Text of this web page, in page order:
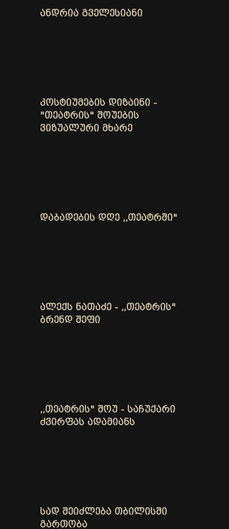
ᲐᲜᲓᲠᲘᲐ ᲒᲕᲔᲚᲔᲡᲘᲐᲜᲘ
ᲙᲝᲡᲢᲘᲣᲛᲔᲑᲘᲡ ᲓᲘᲖᲐᲘᲜᲘ -
"ᲗᲔᲐᲢᲠᲘᲡ" ᲨᲝᲣᲔᲑᲘᲡ
ᲕᲘᲖᲣᲐᲚᲣᲠᲘ ᲛᲮᲐᲠᲔ
ᲓᲐᲑᲐᲓᲔᲑᲘᲡ ᲓᲦᲔ ,,ᲗᲔᲐᲢᲠᲨᲘ"
ᲐᲚᲔᲥᲡ ᲜᲐᲗᲐᲫᲔ - ,,ᲗᲔᲐᲢᲠᲘᲡ"
ᲑᲠᲔᲜᲓ ᲨᲔᲤᲘ
,,ᲗᲔᲐᲢᲠᲘᲡ" ᲨᲝᲣ - ᲡᲐᲩᲣᲥᲐᲠᲘ
ᲫᲕᲘᲠᲤᲐᲡ ᲐᲓᲐᲛᲘᲐᲜᲡ
ᲡᲐᲓ ᲨᲔᲘᲫᲚᲔᲑᲐ ᲗᲑᲘᲚᲘᲡᲨᲘ
ᲒᲐᲠᲗᲝᲑᲐ